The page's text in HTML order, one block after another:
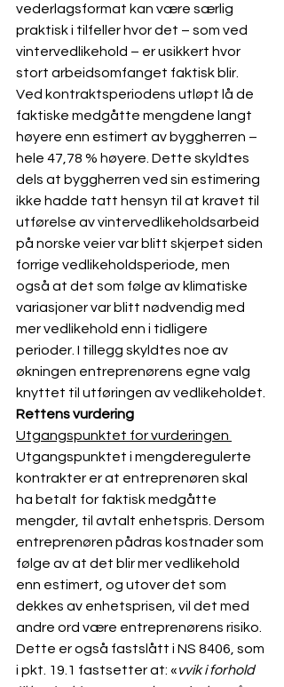
vederlagsformat kan være særlig
praktisk i tilfeller hvor det – som ved
vintervedlikehold – er usikkert hvor
stort arbeidsomfanget faktisk blir.
Ved kontraktsperiodens utløpt lå de
faktiske medgåtte mengdene langt
høyere enn estimert av byggherren –
hele 47,78 % høyere. Dette skyldtes
dels at byggherren ved sin estimering
ikke hadde tatt hensyn til at kravet til
utførelse av vintervedlikeholdsarbeid
på norske veier var blitt skjerpet siden
forrige vedlikeholdsperiode, men
også at det som følge av klimatiske
variasjoner var blitt nødvendig med
mer vedlikehold enn i tidligere
perioder. I tillegg skyldtes noe av
økningen entreprenørens egne valg
knyttet til utføringen av vedlikeholdet.
Rettens vurdering
Utgangspunktet for vurderingen
Utgangspunktet i mengderegulerte
kontrakter er at entreprenøren skal
ha betalt for faktisk medgåtte
mengder, til avtalt enhetspris. Dersom
entreprenøren pådras kostnader som
følge av at det blir mer vedlikehold
enn estimert, og utover det som
dekkes av enhetsprisen, vil det med
andre ord være entreprenørens risiko.
Dette er også fastslått i NS 8406, som
i pkt. 19.1 fastsetter at: «vvik i forhold